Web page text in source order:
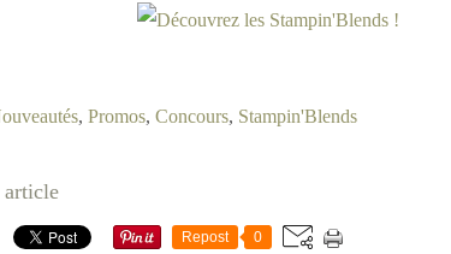
, Promos, Concours, Stampin'Blends
article
Repost 0